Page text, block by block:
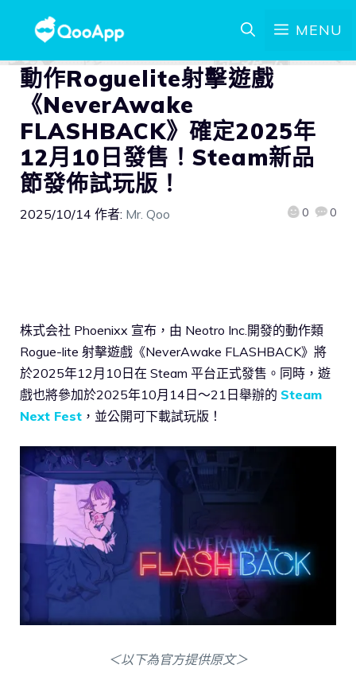
MENU
動作Roguelite射擊遊戲
《NeverAwake
FLASHBACK》確定2025年
12月10日發售！Steam新品
節發佈試玩版！
2025/10/14 作者: Mr. Qoo 0 0
株式会社 Phoenixx 宣布，由 Neotro Inc.開發的動作類
Rogue-lite 射擊遊戲《NeverAwake FLASHBACK》將
於2025年12月10日在 Steam 平台正式發售。同時，遊
戲也將參加於2025年10月14日～21日舉辦的 Steam
Next Fest ，並公開可下載試玩版！
＜以下為官方提供原文＞